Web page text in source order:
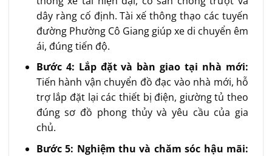
dây ràng cố định. Tài xế thông thạo các tuyến
đường Phường Cô Giang giúp xe di chuyển êm
ái, đúng tiến độ.
Bước 4: Lắp đặt và bàn giao tại nhà mới:
Tiến hành vận chuyển đồ đạc vào nhà mới, hỗ
trợ lắp đặt lại các thiết bị điện, giường tủ theo
đúng sơ đồ phong thủy và yêu cầu của gia
chủ.
Bước 5: Nghiệm thu và chăm sóc hậu mãi: